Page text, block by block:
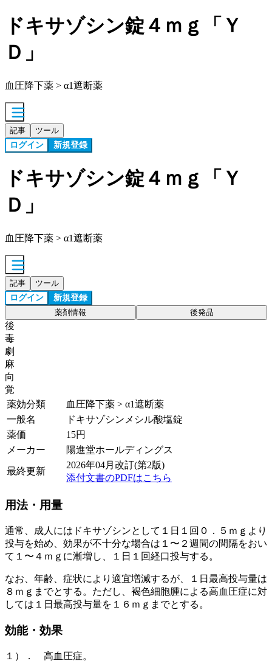
ドキサゾシン錠４ｍｇ「Ｙ
Ｄ」
血圧降下薬 > α1遮断薬
記事 ツール
ログイン 新規登録
ドキサゾシン錠４ｍｇ「Ｙ
Ｄ」
血圧降下薬 > α1遮断薬
記事 ツール
ログイン 新規登録
薬剤情報 後発品
後
毒
劇
麻
向
覚
薬効分類
血圧降下薬 > α1遮断薬
一般名
ドキサゾシンメシル酸塩錠
薬価
15円
メーカー
陽進堂ホールディングス
最終更新
2026年04月改訂(第2版)
添付文書のPDFはこちら
用法・用量
通常、成人にはドキサゾシンとして１日１回０．５ｍｇより
投与を始め、効果が不十分な場合は１〜２週間の間隔をおい
て１〜４ｍｇに漸増し、１日１回経口投与する。
なお、年齢、症状により適宜増減するが、１日最高投与量は
８ｍｇまでとする。ただし、褐色細胞腫による高血圧症に対
しては１日最高投与量を１６ｍｇまでとする。
効能・効果
１）． 高血圧症。